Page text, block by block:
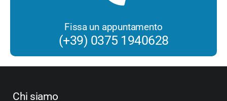
Fissa un appuntamento
(+39) 0375 1940628
Chi siamo